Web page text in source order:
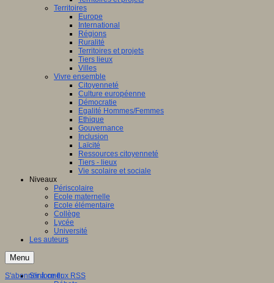
Territoires
Europe
International
Régions
Ruralité
Territoires et projets
Tiers lieux
Villes
Vivre ensemble
Citoyenneté
Culture européenne
Démocratie
Egalité Hommes/Femmes
Ethique
Gouvernance
Inclusion
Laïcité
Ressources citoyenneté
Tiers - lieux
Vie scolaire et sociale
Niveaux
Périscolaire
Ecole maternelle
Ecole élémentaire
Collège
Lycée
Université
Les auteurs
Menu
S'informer
S'abonner à ce flux RSS